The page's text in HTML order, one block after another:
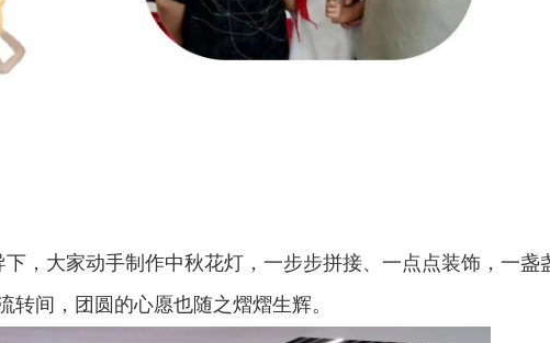
，大家动手制作中秋花灯，一步步拼接、一点点装饰，一盏
转间，团圆的心愿也随之熠熠生辉。